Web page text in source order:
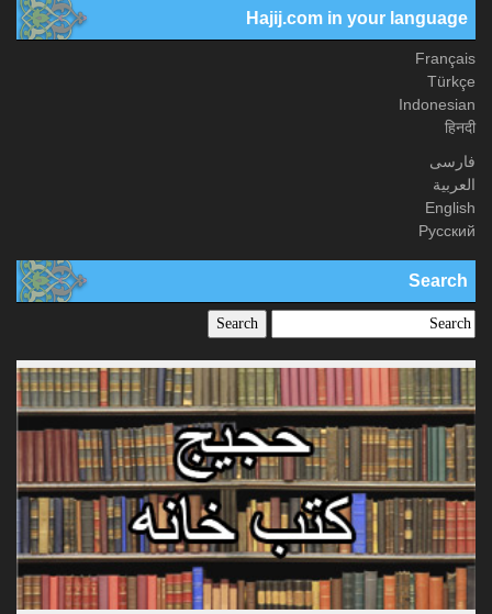
Hajij.com in your language
Français
Türkçe
Indonesian
हिनदी
فارسی
العربیة
English
Русский
Search